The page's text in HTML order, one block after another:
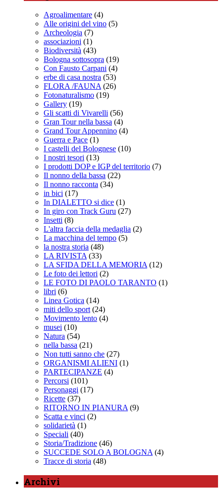
Agroalimentare (4)
Alle origini del vino (5)
Archeologia (7)
associazioni (1)
Biodiversità (43)
Bologna sottosopra (19)
Con Fausto Carpani (4)
erbe di casa nostra (53)
FLORA /FAUNA (26)
Fotonaturalismo (19)
Gallery (19)
Gli scatti di Vivarelli (56)
Gran Tour nella bassa (4)
Grand Tour Appennino (4)
Guerra e Pace (1)
I castelli del Bolognese (10)
I nostri tesori (13)
I prodotti DOP e IGP del territorio (7)
Il nonno della bassa (22)
Il nonno racconta (34)
in bici (17)
In DIALETTO si dice (1)
In giro con Track Guru (27)
Insetti (8)
L'altra faccia della medaglia (2)
La macchina del tempo (5)
la nostra storia (48)
LA RIVISTA (33)
LA SFIDA DELLA MEMORIA (12)
Le foto dei lettori (2)
LE FOTO DI PAOLO TARANTO (1)
libri (6)
Linea Gotica (14)
miti dello sport (24)
Movimento lento (4)
musei (10)
Natura (54)
nella bassa (21)
Non tutti sanno che (27)
ORGANISMI ALIENI (1)
PARTECIPANZE (4)
Percorsi (101)
Personaggi (17)
Ricette (37)
RITORNO IN PIANURA (9)
Scatta e vinci (2)
solidarietà (1)
Speciali (40)
Storia/Tradizione (46)
SUCCEDE SOLO A BOLOGNA (4)
Tracce di storia (48)
Archivi